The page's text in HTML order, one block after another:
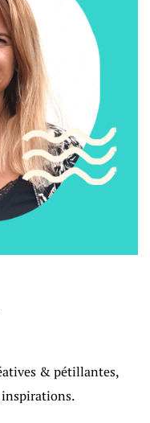
& pétillantes,
inspirations.